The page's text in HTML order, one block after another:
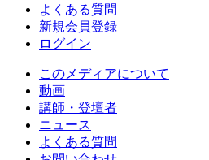
よくある質問
新規会員登録
ログイン
このメディアについて
動画
講師・登壇者
ニュース
よくある質問